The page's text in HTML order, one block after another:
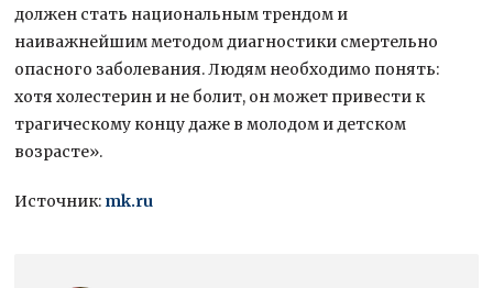
должен стать национальным трендом и
наиважнейшим методом диагностики смертельно
опасного заболевания. Людям необходимо понять:
хотя холестерин и не болит, он может привести к
трагическому концу даже в молодом и детском
возрасте».
Источник: mk.ru